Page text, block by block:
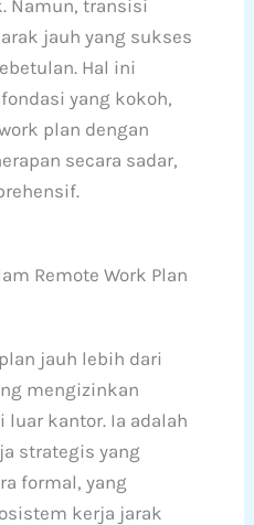
Namun, transisi
jauh yang sukses
Hal ini
yang kokoh,
plan dengan
secara sadar,
Remote Work Plan
jauh lebih dari
mengizinkan
luar kantor. Ia adalah
strategis yang
formal, yang
kerja jarak